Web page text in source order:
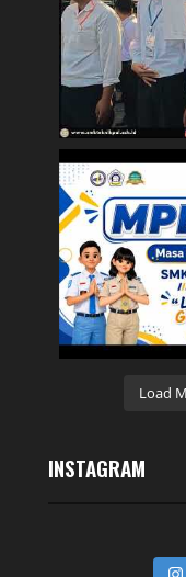
Load
INSTAGRAM